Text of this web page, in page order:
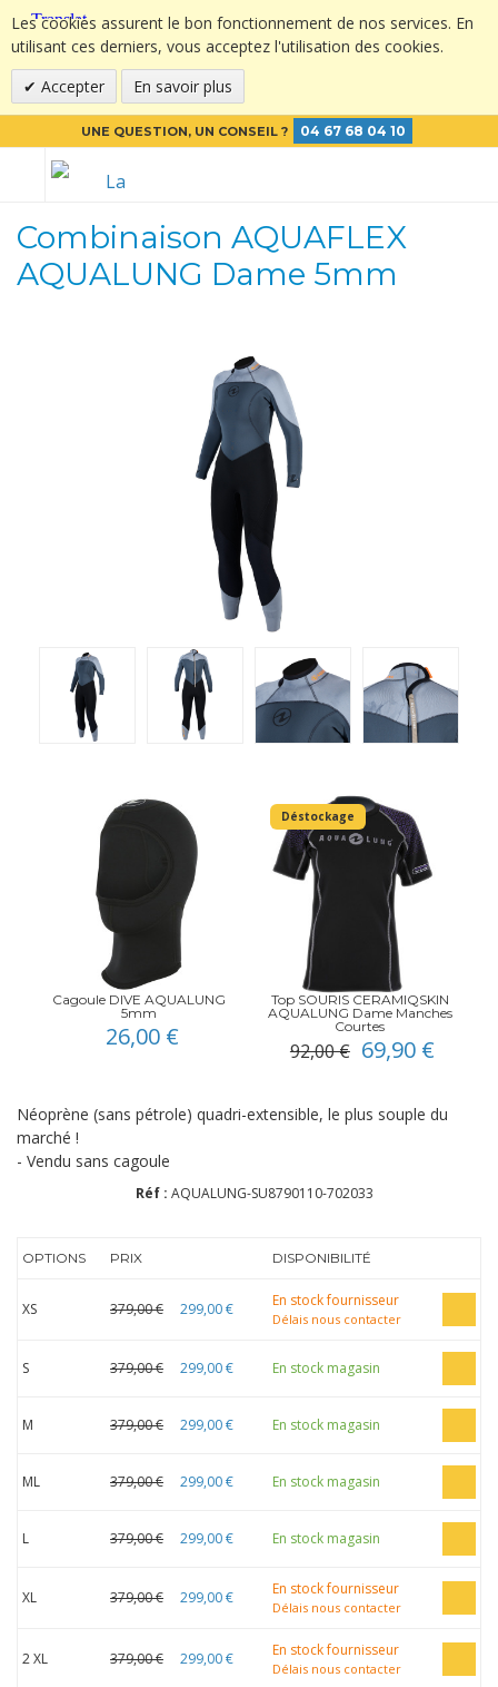
Les cookies assurent le bon fonctionnement de nos services. En
utilisant ces derniers, vous acceptez l'utilisation des cookies.
Accepter
En savoir plus
UNE QUESTION, UN CONSEIL ? 04 67 68 04 10
Combinaison AQUAFLEX
AQUALUNG Dame 5mm
Cagoule DIVE AQUALUNG
5mm
26,00 €
Déstockage
Top SOURIS CERAMIQSKIN
AQUALUNG Dame Manches
Courtes
92,00 € 69,90 €
Néoprène (sans pétrole) quadri-extensible, le plus souple du
marché !
- Vendu sans cagoule
Réf : AQUALUNG-SU8790110-702033
OPTIONS PRIX DISPONIBILITÉ
XS 379,00 € 299,00 € En stock fournisseur
Délais nous contacter
S 379,00 € 299,00 € En stock magasin
M 379,00 € 299,00 € En stock magasin
ML 379,00 € 299,00 € En stock magasin
L 379,00 € 299,00 € En stock magasin
XL 379,00 € 299,00 € En stock fournisseur
Délais nous contacter
2 XL 379,00 € 299,00 € En stock fournisseur
Délais nous contacter